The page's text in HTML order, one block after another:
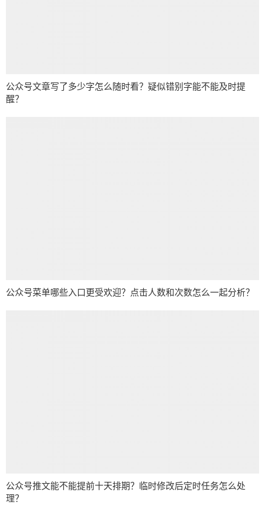
公众号文章写了多少字怎么随时看？疑似错别字能不能及时提
醒？
公众号菜单哪些入口更受欢迎？点击人数和次数怎么一起分析？
公众号推文能不能提前十天排期？临时修改后定时任务怎么处
理？